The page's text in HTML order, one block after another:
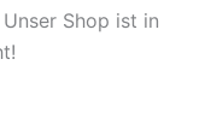
Shop ist in